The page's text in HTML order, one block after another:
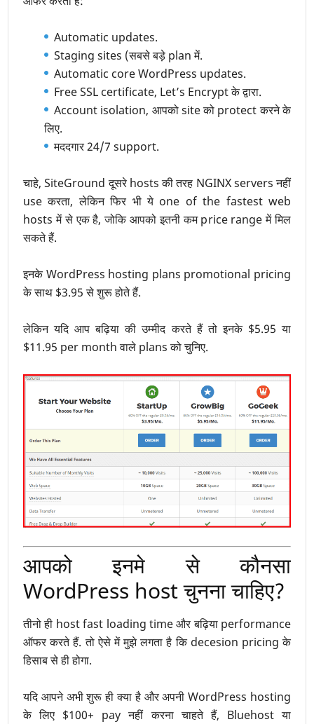
Automatic updates.
Staging sites (सबसे बड़े plan में.
Automatic core WordPress updates.
Free SSL certificate, Let’s Encrypt के द्वारा.
Account isolation, आपको site को protect करने के
लिए.
मददगार 24/7 support.
चाहे, SiteGround दूसरे hosts की तरह NGINX servers नहीं
use करता, लेकिन फिर भी ये one of the fastest web
hosts में से एक है, जोकि आपको इतनी कम price range में मिल
सकते हैं.
इनके WordPress hosting plans promotional pricing
के साथ $3.95 से शुरू होते हैं.
लेकिन यदि आप बढ़िया की उम्मीद करते हैं तो इनके $5.95 या
$11.95 per month वाले plans को चुनिए.
आपको इनमे से कौनसा
WordPress host चुनना चाहिए?
तीनो ही host fast loading time और बढ़िया performance
ऑफर करते हैं. तो ऐसे में मुझे लगता है कि decesion pricing के
हिसाब से ही होगा.
यदि आपने अभी शुरू ही क्या है और अपनी WordPress hosting
के लिए $100+ pay नहीं करना चाहते हैं, Bluehost या